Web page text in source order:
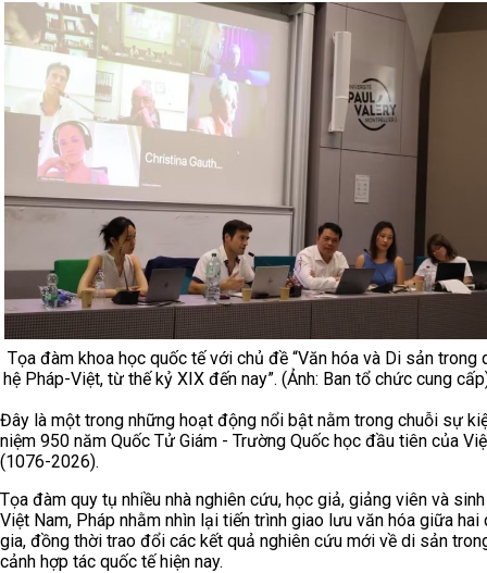
Tọa đàm khoa học quốc tế với chủ đề “Văn hóa và Di sản trong
hệ Pháp-Việt, từ thế kỷ XIX đến nay”. (Ảnh: Ban tổ chức cung
Đây là một trong những hoạt động nổi bật nằm trong chuỗi sự
niệm 950 năm Quốc Tử Giám - Trường Quốc học đầu tiên của
(1076-2026).
Tọa đàm quy tụ nhiều nhà nghiên cứu, học giả, giảng viên và
Việt Nam, Pháp nhằm nhìn lại tiến trình giao lưu văn hóa giữa hai
gia, đồng thời trao đổi các kết quả nghiên cứu mới về di sản
cảnh hợp tác quốc tế hiện nay.